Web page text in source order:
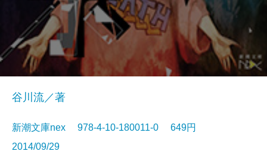
谷川流／著
新潮文庫nex 978-4-10-180011-0 649円
2014/09/29